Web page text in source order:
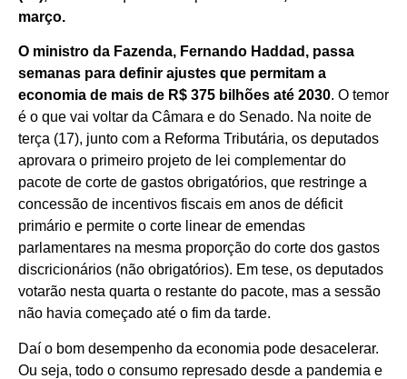
março.
O ministro da Fazenda, Fernando Haddad, passa
semanas para definir ajustes que permitam a
economia de mais de R$ 375 bilhões até 2030. O temor
é o que vai voltar da Câmara e do Senado. Na noite de
terça (17), junto com a Reforma Tributária, os deputados
aprovara o primeiro projeto de lei complementar do
pacote de corte de gastos obrigatórios, que restringe a
concessão de incentivos fiscais em anos de déficit
primário e permite o corte linear de emendas
parlamentares na mesma proporção do corte dos gastos
discricionários (não obrigatórios). Em tese, os deputados
votarão nesta quarta o restante do pacote, mas a sessão
não havia começado até o fim da tarde.
Daí o bom desempenho da economia pode desacelerar.
Ou seja, todo o consumo represado desde a pandemia e